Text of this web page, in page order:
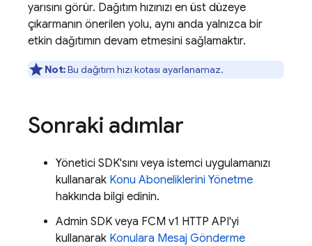
yarısını görür. Dağıtım hızınızı en üst düzeye
çıkarmanın önerilen yolu, aynı anda yalnızca bir
etkin dağıtımın devam etmesini sağlamaktır.
Not:Bu dağıtım hızı kotası ayarlanamaz.
Sonraki adımlar
Yönetici SDK'sını veya istemci uygulamanızı
kullanarak Konu Aboneliklerini Yönetme
hakkında bilgi edinin.
Admin SDK veya FCM v1 HTTP API'yi
kullanarak Konulara Mesaj Gönderme